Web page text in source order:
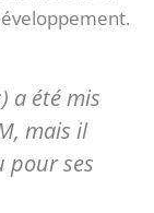
a été mis
mais il
pour ses